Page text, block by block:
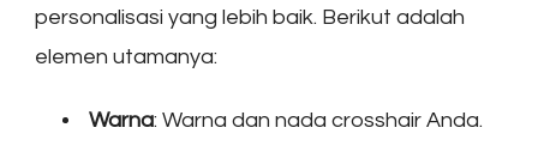
personalisasi yang lebih baik. Berikut adalah
elemen utamanya:
Warna: Warna dan nada crosshair Anda.